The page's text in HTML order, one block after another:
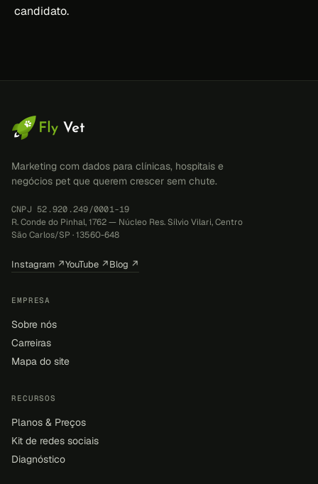
candidato.
Marketing com dados para clínicas, hospitais e
negócios pet que querem crescer sem chute.
CNPJ 52.920.249/0001-19
R. Conde do Pinhal, 1762 — Núcleo Res. Sílvio Vilari, Centro
São Carlos/SP · 13560-648
Instagram ↗YouTube ↗Blog ↗
EMPRESA
Sobre nós
Carreiras
Mapa do site
RECURSOS
Planos & Preços
Kit de redes sociais
Diagnóstico